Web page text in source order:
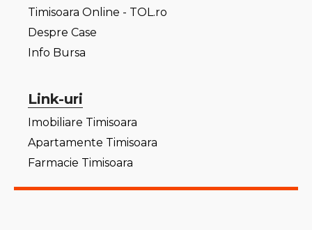
Timisoara Online - TOL.ro
Despre Case
Info Bursa
Link-uri
Imobiliare Timisoara
Apartamente Timisoara
Farmacie Timisoara